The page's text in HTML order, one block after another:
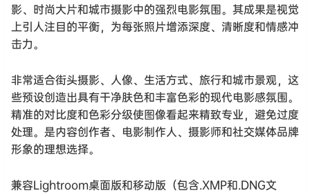
影、时尚大片和城市摄影中的强烈电影氛围。其成果是视觉
上引人注目的平衡，为每张照片增添深度、清晰度和情感冲
击力。
非常适合街头摄影、人像、生活方式、旅行和城市景观，这
些预设创造出具有干净肤色和丰富色彩的现代电影感氛围。
精准的对比度和色彩分级使图像看起来精致专业，避免过度
处理。是内容创作者、电影制作人、摄影师和社交媒体品牌
形象的理想选择。
兼容Lightroom桌面版和移动版（包含.XMP和.DNG文